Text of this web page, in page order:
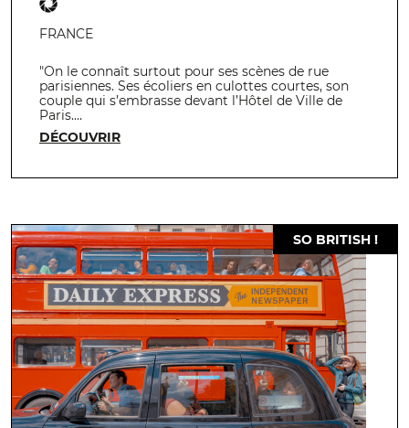
FRANCE
"On le connaît surtout pour ses scènes de rue
parisiennes. Ses écoliers en culottes courtes, son
couple qui s’embrasse devant l’Hôtel de Ville de
Paris.…
DÉCOUVRIR
SO BRITISH !